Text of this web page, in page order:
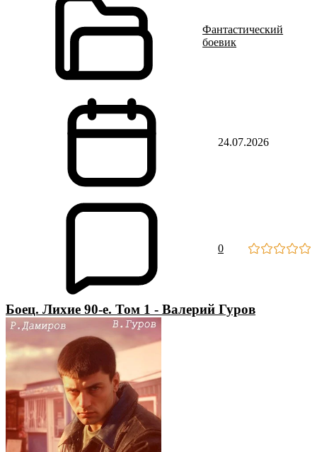
Фантастический
боевик
24.07.2026
0
Боец. Лихие 90-е. Том 1 - Валерий Гуров